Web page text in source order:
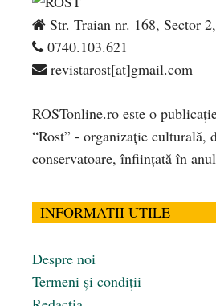
Str. Traian nr. 168, Sector
0740.103.621
revistarost[at]gmail.com
ROSTonline.ro este o
“Rost” - organizaţie culturală,
conservatoare, înfiinţată în
INFORMATII UTILE
Despre noi
Termeni și condiții